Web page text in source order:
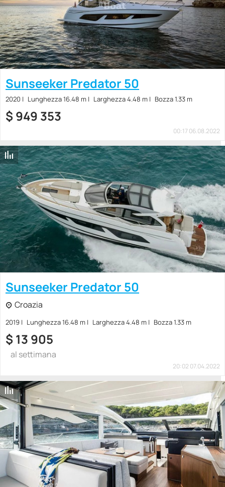
Sunseeker Predator 50
2020 Lunghezza 16.48 m Larghezza 4.48 m Bozza 1.33 m
$ 949 353
00:17 06.08.2022
Sunseeker Predator 50
Croazia
2019 Lunghezza 16.48 m Larghezza 4.48 m Bozza 1.33 m
$ 13 905
al settimana
20:02 07.04.2022